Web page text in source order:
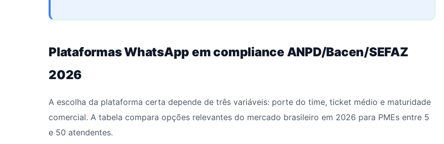
Plataformas WhatsApp em compliance ANPD/Bacen/SEFAZ
2026
A escolha da plataforma certa depende de três variáveis: porte do time, ticket médio e maturidade
comercial. A tabela compara opções relevantes do mercado brasileiro em 2026 para PMEs entre 5
e 50 atendentes.